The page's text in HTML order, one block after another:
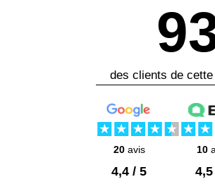
des clients de
20avis
4,4 / 5
10